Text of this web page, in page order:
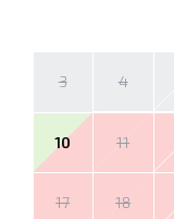
3 4
10 11
17 18